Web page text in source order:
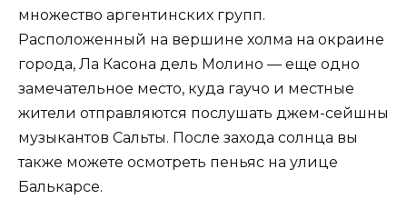
множество аргентинских групп.
Расположенный на вершине холма на окраине
города, Ла Касона дель Молино — еще одно
замечательное место, куда гаучо и местные
жители отправляются послушать джем-сейшны
музыкантов Сальты. После захода солнца вы
также можете осмотреть пеньяс на улице
Балькарсе.